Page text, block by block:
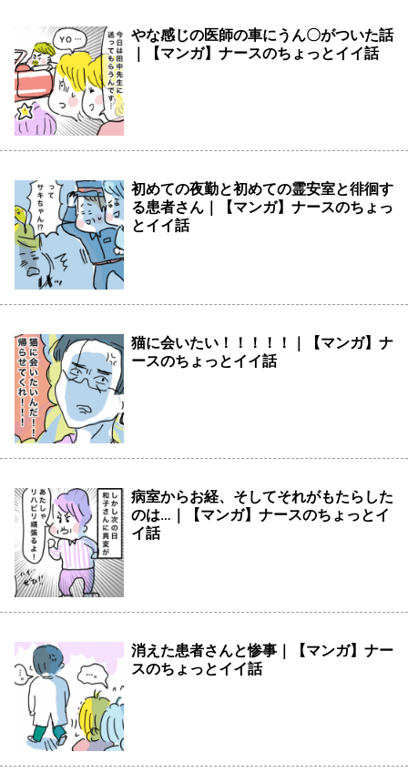
やな感じの医師の車にうん〇がついた話
｜【マンガ】ナースのちょっとイイ話
初めての夜勤と初めての霊安室と徘徊す
る患者さん｜【マンガ】ナースのちょっ
とイイ話
猫に会いたい！！！！！｜【マンガ】ナ
ースのちょっとイイ話
病室からお経、そしてそれがもたらした
のは…｜【マンガ】ナースのちょっとイ
イ話
消えた患者さんと惨事｜【マンガ】ナー
スのちょっとイイ話